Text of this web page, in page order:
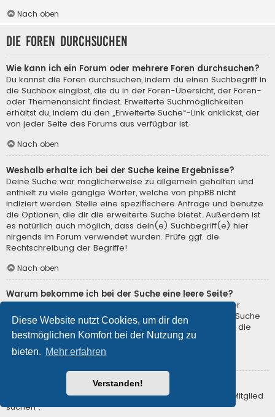
Diese Website nutzt Cookies, um dir den
bestmöglichen Komfort bei der Nutzung zu
bieten. Mehr erfahren
Verstanden!
Nach oben
Die Foren durchsuchen
Wie kann ich ein Forum oder mehrere Foren durchsuchen?
Du kannst die Foren durchsuchen, indem du einen Suchbegriff in
die Suchbox eingibst, die du in der Foren-Übersicht, der Foren-
oder Themenansicht findest. Erweiterte Suchmöglichkeiten
erhältst du, indem du den „Erweiterte Suche“-Link anklickst, der
von jeder Seite des Forums aus verfügbar ist.
Nach oben
Weshalb erhalte ich bei der Suche keine Ergebnisse?
Deine Suche war möglicherweise zu allgemein gehalten und
enthielt zu viele gängige Wörter, welche von phpBB nicht
indiziert werden. Stelle eine spezifischere Anfrage und benutze
die Optionen, die dir die erweiterte Suche bietet. Außerdem ist
es natürlich auch möglich, dass dein(e) Suchbegriff(e) hier
nirgends im Forum verwendet wurden. Prüfe ggf. die
Rechtschreibung der Begriffe!
Nach oben
Warum bekomme ich bei der Suche eine leere Seite?
Deine Suche lieferte zu viele Ergebnisse, somit konnte der
Webserver sie nicht verarbeiten. Benutze die erweiterte Suche
und gib spezifischere Suchbegriffe ein oder beschränke die
Suche auf verschiedene Unterforen.
Nach oben
Wie kann ich nach Mitgliedern suchen?
Gehe zur „Mitglieder“-Seite und klicke auf „Nach einem Mitglied
suchen“.